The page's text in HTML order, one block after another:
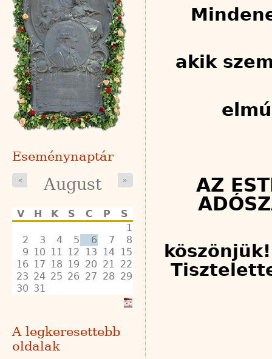
akik
AZ
köszönjük!
Eseménynaptár
« August »
V H K S C P
S
1
2
3 4 5 6 7
8
9 10 11 12 13 14 15
16 17 18 19 20 21
22
23 24 25 26 27 28 29
30 31
A legkeresettebb
oldalak